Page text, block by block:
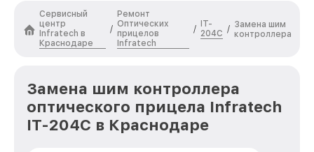
Сервисный
центр
Infratech в
Краснодаре
/
Ремонт
Оптических
прицелов
Infratech
/
IT-
204C / Замена шим
контроллера
Замена шим контроллера
оптического прицела Infratech
IT-204C в Краснодаре